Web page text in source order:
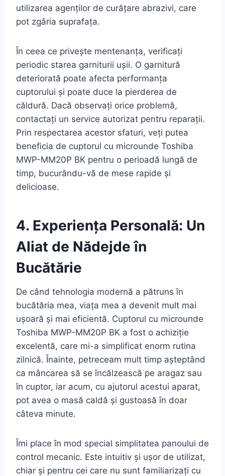
utilizarea agenților de curățare abrazivi, care
pot zgâria suprafața.
În ceea ce privește mentenanța, verificați
periodic starea garniturii ușii. O garnitură
deteriorată poate afecta performanța
cuptorului și poate duce la pierderea de
căldură. Dacă observați orice problemă,
contactați un service autorizat pentru reparații.
Prin respectarea acestor sfaturi, veți putea
beneficia de cuptorul cu microunde Toshiba
MWP-MM20P BK pentru o perioadă lungă de
timp, bucurându-vă de mese rapide și
delicioase.
4. Experiența Personală: Un
Aliat de Nădejde în
Bucătărie
De când tehnologia modernă a pătruns în
bucătăria mea, viața mea a devenit mult mai
ușoară și mai eficientă. Cuptorul cu microunde
Toshiba MWP-MM20P BK a fost o achiziție
excelentă, care mi-a simplificat enorm rutina
zilnică. Înainte, petreceam mult timp așteptând
ca mâncarea să se încălzească pe aragaz sau
în cuptor, iar acum, cu ajutorul acestui aparat,
pot avea o masă caldă și gustoasă în doar
câteva minute.
Îmi place în mod special simplitatea panoului de
control mecanic. Este intuitiv și ușor de utilizat,
chiar și pentru cei care nu sunt familiarizați cu